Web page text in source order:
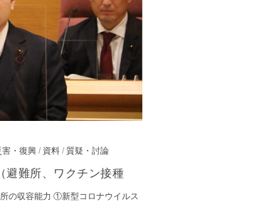
害・復興 / 資料 /質疑・討論
避難所、ワクチン接種
の収容能力 ①新型コロナウイルス